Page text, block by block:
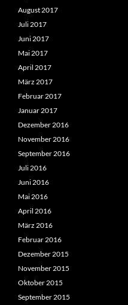
August 2017
Juli 2017
Juni 2017
Mai 2017
April 2017
März 2017
Februar 2017
Januar 2017
Dezember 2016
November 2016
September 2016
Juli 2016
Juni 2016
Mai 2016
April 2016
März 2016
Februar 2016
Dezember 2015
November 2015
Oktober 2015
September 2015